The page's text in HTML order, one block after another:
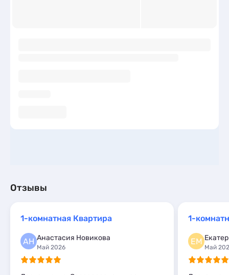
Отзывы
1-комнатная Квартира
АН Анастасия Новикова
Май 2026
1-
ЕМ
Май